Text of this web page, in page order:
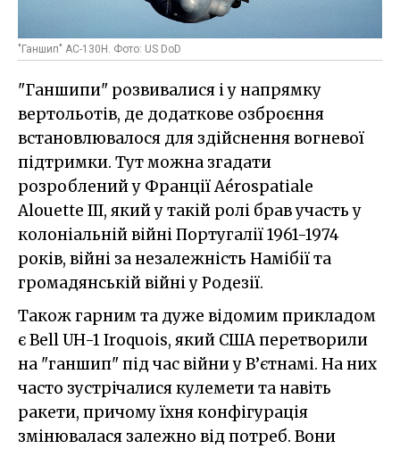
"Ганшип" AC-130H. Фото: US DoD
"Ганшипи" розвивалися і у напрямку
вертольотів, де додаткове озброєння
встановлювалося для здійснення вогневої
підтримки. Тут можна згадати
розроблений у Франції Aérospatiale
Alouette III, який у такій ролі брав участь у
колоніальній війні Португалії 1961-1974
років, війні за незалежність Намібії та
громадянській війні у Родезії.
Також гарним та дуже відомим прикладом
є Bell UH-1 Iroquois, який США перетворили
на "ганшип" під час війни у В’єтнамі. На них
часто зустрічалися кулемети та навіть
ракети, причому їхня конфігурація
змінювалася залежно від потреб. Вони